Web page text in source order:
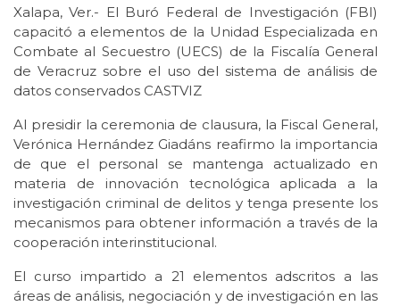
Xalapa, Ver.- El Buró Federal de Investigación (FBI)
capacitó a elementos de la Unidad Especializada en
Combate al Secuestro (UECS) de la Fiscalía General
de Veracruz sobre el uso del sistema de análisis de
datos conservados CASTVIZ
Al presidir la ceremonia de clausura, la Fiscal General,
Verónica Hernández Giadáns reafirmo la importancia
de que el personal se mantenga actualizado en
materia de innovación tecnológica aplicada a la
investigación criminal de delitos y tenga presente los
mecanismos para obtener información a través de la
cooperación interinstitucional.
El curso impartido a 21 elementos adscritos a las
áreas de análisis, negociación y de investigación en las